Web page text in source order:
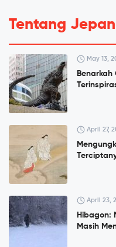
Tentang
May 13,
Benarkah
April 27,
April 23,
Hibagon:
Masih